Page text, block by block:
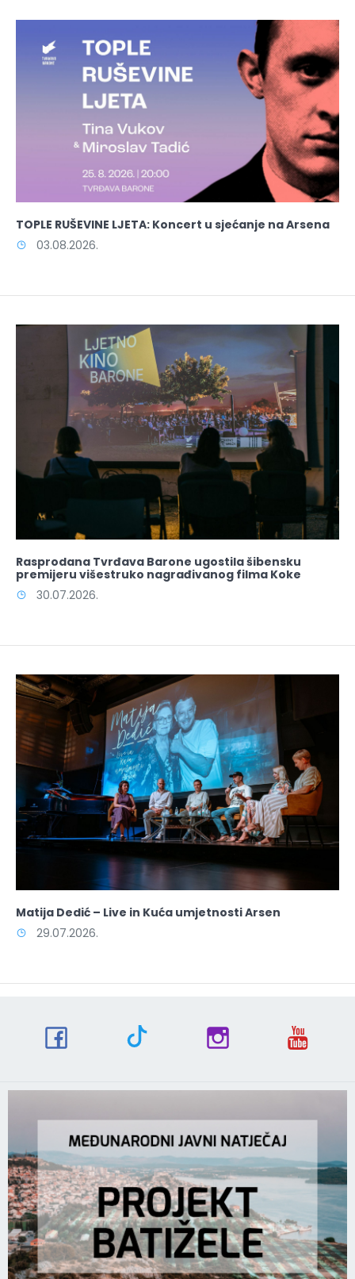
TOPLE RUŠEVINE LJETA: Koncert u sjećanje na Arsena
03.08.2026.
Rasprodana Tvrđava Barone ugostila šibensku
premijeru višestruko nagrađivanog filma Koke
30.07.2026.
Matija Dedić – Live in Kuća umjetnosti Arsen
29.07.2026.